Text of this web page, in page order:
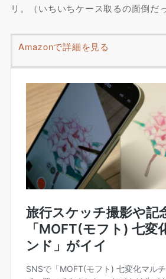
リ。（いちいちケース取るの面倒だ
Amazonで詳細を見る